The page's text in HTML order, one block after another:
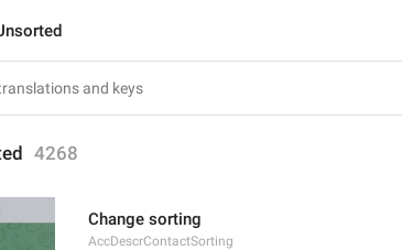
4268
Change sorting
AccDescrContactSorting